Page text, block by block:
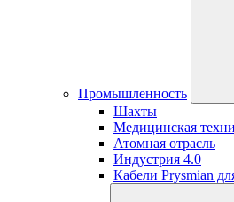
Промышленность
Шахты
Медицинская
Атомная отрасль
Индустрия 4.0
Кабели Prysmian